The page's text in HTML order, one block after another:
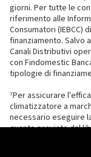
giorni. Per tutte le
riferimento alle
Consumatori (IEBCC)
finanziamento. Salvo
Canali Distributivi
con Findomestic
tipologie di
⁷Per assicurare
climatizzatore a
necessario eseguire
quanto previsto dal